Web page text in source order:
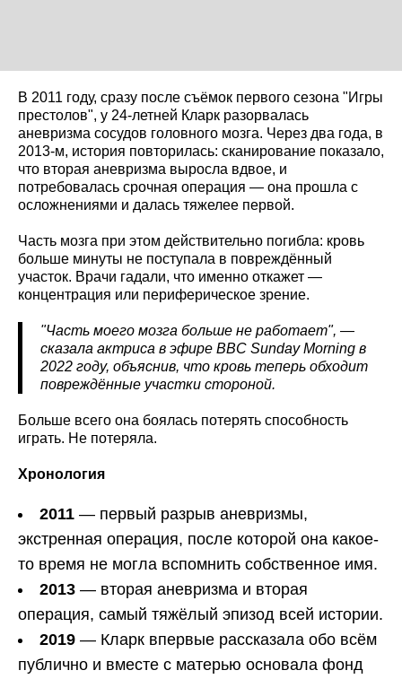
В 2011 году, сразу после съёмок первого сезона "Игры
престолов", у 24-летней Кларк разорвалась
аневризма сосудов головного мозга. Через два года, в
2013-м, история повторилась: сканирование показало,
что вторая аневризма выросла вдвое, и
потребовалась срочная операция — она прошла с
осложнениями и далась тяжелее первой.
Часть мозга при этом действительно погибла: кровь
больше минуты не поступала в повреждённый
участок. Врачи гадали, что именно откажет —
концентрация или периферическое зрение.
"Часть моего мозга больше не работает", —
сказала актриса в эфире BBC SundayMorning в
2022 году, объяснив, что кровь теперь обходит
повреждённые участки стороной.
Больше всего она боялась потерять способность
играть. Не потеряла.
Хронология
2011 — первый разрыв аневризмы,
экстренная операция, после которой она какое-
то время не могла вспомнить собственное имя.
2013 — вторая аневризма и вторая
операция, самый тяжёлый эпизод всей истории.
2019 — Кларк впервые рассказала обо всём
публично и вместе с матерью основала фонд